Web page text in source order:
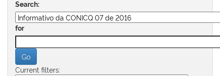
Search:
for
Current filters: